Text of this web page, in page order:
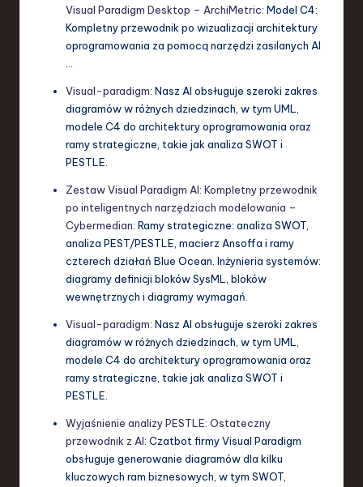
Visual Paradigm Desktop – ArchiMetric: Model C4:
Kompletny przewodnik po wizualizacji architektury
oprogramowania za pomocą narzędzi zasilanych AI
Visual-paradigm: Nasz AI obsługuje szeroki zakres
diagramów w różnych dziedzinach, w tym UML,
modele C4 do architektury oprogramowania oraz
ramy strategiczne, takie jak analiza SWOT i
PESTLE.
Zestaw Visual Paradigm AI: Kompletny przewodnik
po inteligentnych narzędziach modelowania –
Cybermedian: Ramy strategiczne: analiza SWOT,
analiza PEST/PESTLE, macierz Ansoffa i ramy
czterech działań Blue Ocean. Inżynieria systemów:
diagramy definicji bloków SysML, bloków
wewnętrznych i diagramy wymagań.
Visual-paradigm: Nasz AI obsługuje szeroki zakres
diagramów w różnych dziedzinach, w tym UML,
modele C4 do architektury oprogramowania oraz
ramy strategiczne, takie jak analiza SWOT i
PESTLE.
Wyjaśnienie analizy PESTLE: Ostateczny
przewodnik z AI: Czatbot firmy Visual Paradigm
obsługuje generowanie diagramów dla kilku
kluczowych ram biznesowych, w tym SWOT,